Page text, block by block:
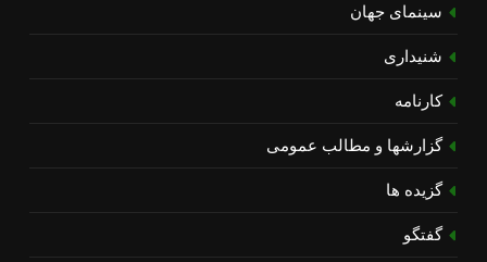
سینمای جهان
شنیداری
کارنامه
گزارشها و مطالب عمومی
گزیده ها
گفتگو